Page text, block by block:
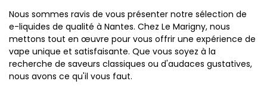
Nous sommes ravis de vous présenter notre sélection de
e-liquides de qualité à Nantes. Chez Le Marigny, nous
mettons tout en œuvre pour vous offrir une expérience de
vape unique et satisfaisante. Que vous soyez à la
recherche de saveurs classiques ou d'audaces gustatives,
nous avons ce qu'il vous faut.